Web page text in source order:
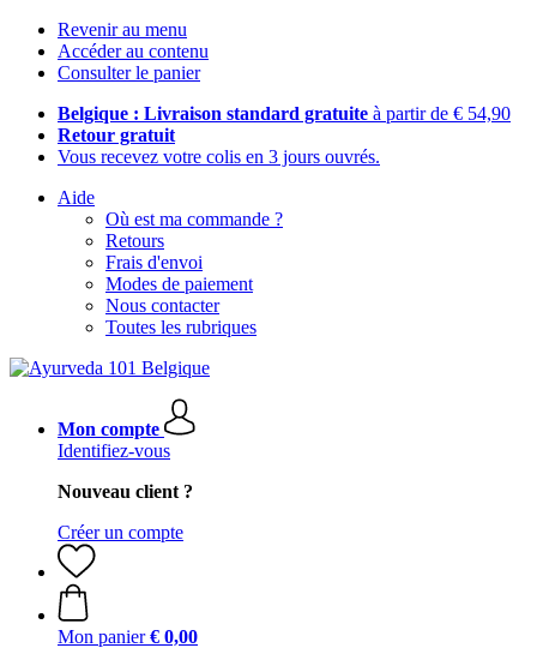
Revenir au menu
Accéder au contenu
Consulter le panier
Belgique : Livraison standard gratuite à partir de € 54,90
Retour gratuit
Vous recevez votre colis en 3 jours ouvrés.
Aide
Où est ma commande ?
Retours
Frais d'envoi
Modes de paiement
Nous contacter
Toutes les rubriques
Mon compte
Identifiez-vous
Nouveau client ?
Créer un compte
Mon panier € 0,00